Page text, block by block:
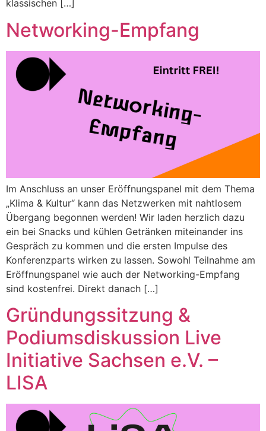
klassischen […]
Networking-Empfang
Im Anschluss an unser Eröffnungspanel mit dem Thema
„Klima & Kultur“ kann das Netzwerken mit nahtlosem
Übergang begonnen werden! Wir laden herzlich dazu
ein bei Snacks und kühlen Getränken miteinander ins
Gespräch zu kommen und die ersten Impulse des
Konferenzparts wirken zu lassen. Sowohl Teilnahme am
Eröffnungspanel wie auch der Networking-Empfang
sind kostenfrei. Direkt danach […]
Gründungssitzung &
Podiumsdiskussion Live
Initiative Sachsen e.V. –
LISA